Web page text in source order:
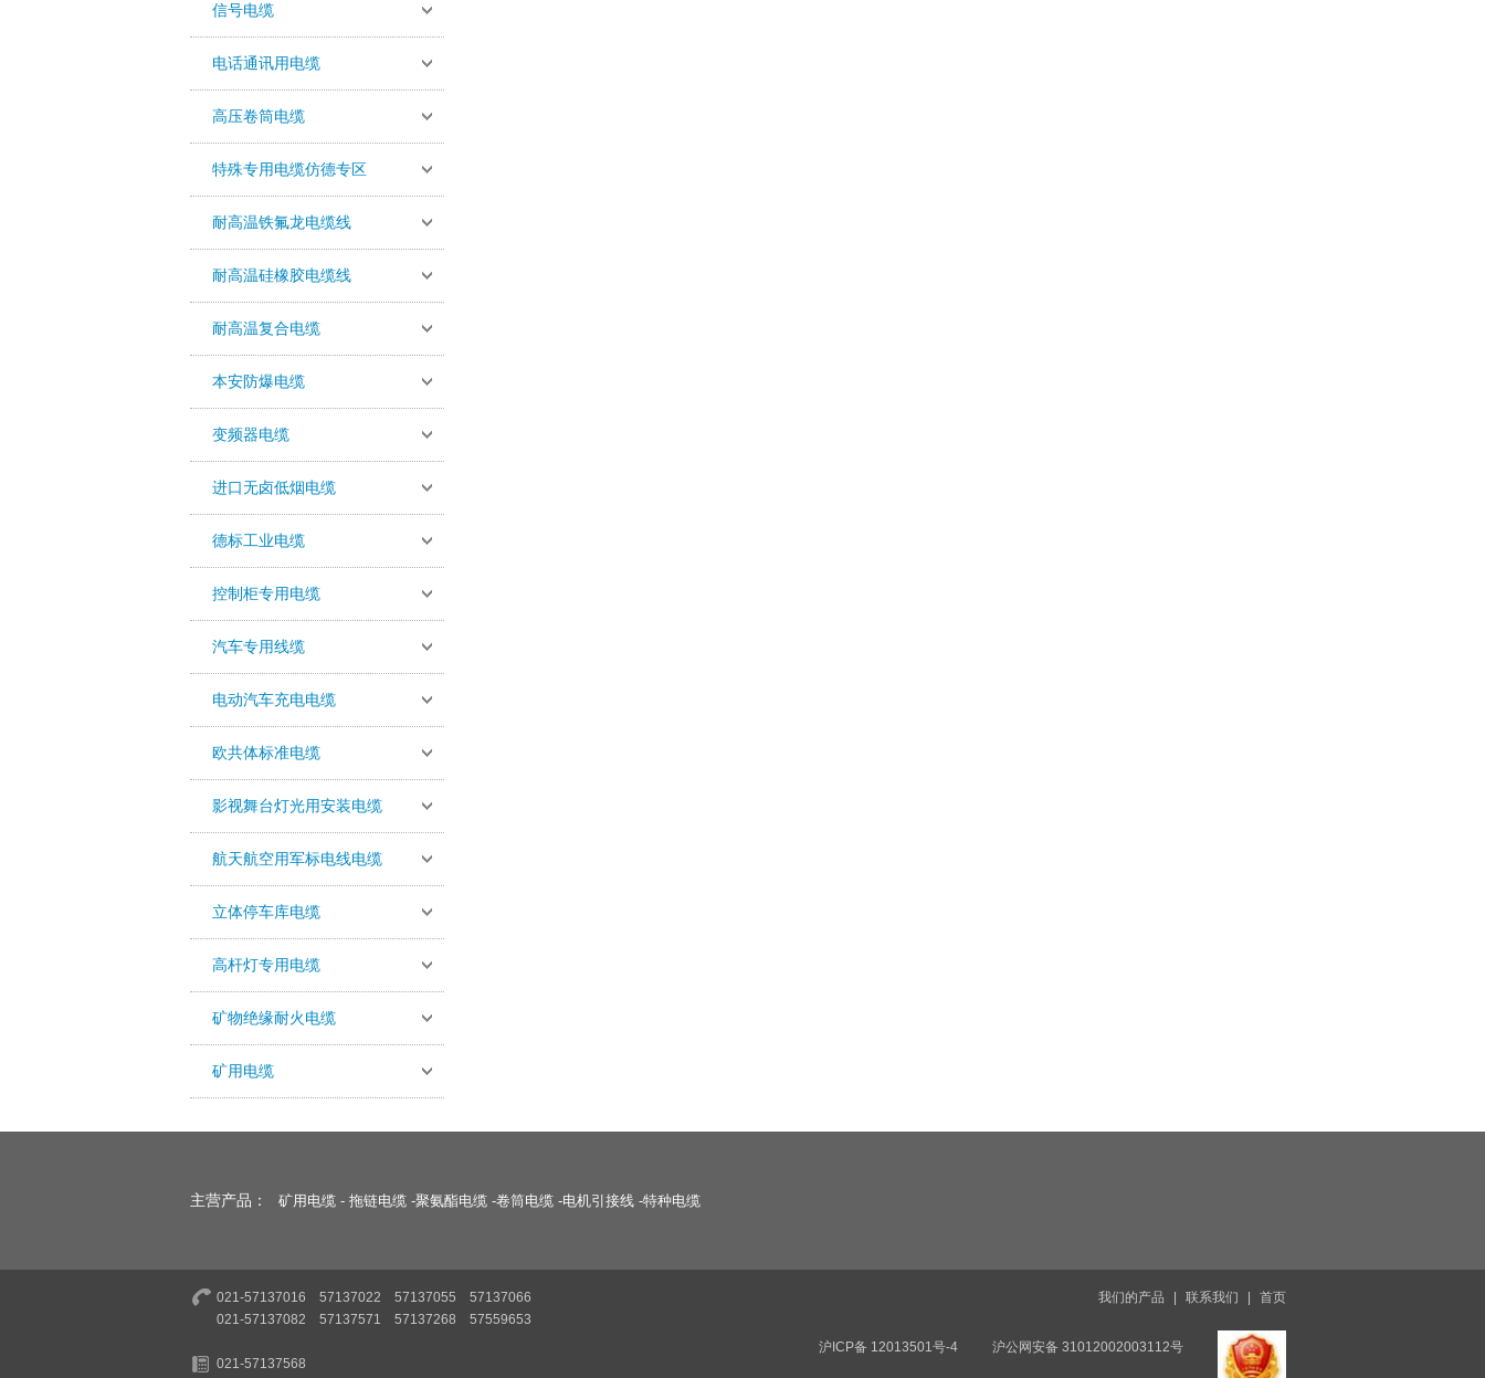
信号电缆
电话通讯用电缆
高压卷筒电缆
特殊专用电缆仿德专区
耐高温铁氟龙电缆线
耐高温硅橡胶电缆线
耐高温复合电缆
本安防爆电缆
变频器电缆
进口无卤低烟电缆
德标工业电缆
控制柜专用电缆
汽车专用线缆
电动汽车充电电缆
欧共体标准电缆
影视舞台灯光用安装电缆
航天航空用军标电线电缆
立体停车库电缆
高杆灯专用电缆
矿物绝缘耐火电缆
矿用电缆
主营产品： 矿用电缆 - 拖链电缆 -聚氨酯电缆 -卷筒电缆 -电机引接线 -特种电缆
021-57137016 57137022 57137055 57137066
021-57137082 57137571 57137268 57559653
021-57137568
我们的产品 联系我们 首页
沪ICP备 12013501号-4 沪公网安备 31012002003112号